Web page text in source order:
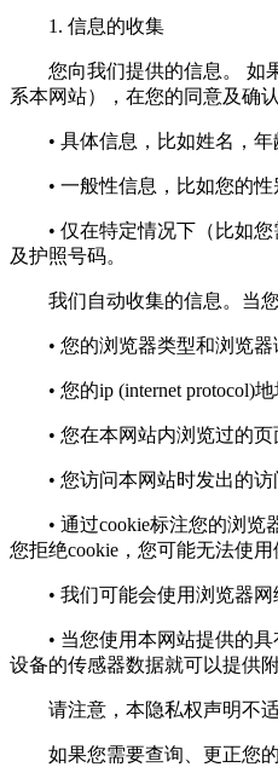
1. 信息的收集
您向我们提供的信息。 如果
系本网站），在您的同意及确
• 具体信息，比如姓名，年
• 一般性信息，比如您的性
• 仅在特定情况下（比如您
及护照号码。
我们自动收集的信息。当您
• 您的浏览器类型和浏览器
• 您的ip (internet protocol)地
• 您在本网站内浏览过的页
• 您访问本网站时发出的访
• 通过cookie标注您的浏览器
您拒绝cookie，您可能无法使
• 我们可能会使用浏览器网
• 当您使用本网站提供的具
设备的传感器数据就可以提供
请注意，本隐私权声明不适
如果您需要查询、更正您的